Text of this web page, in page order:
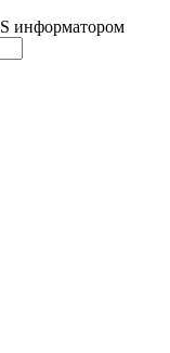
информатором